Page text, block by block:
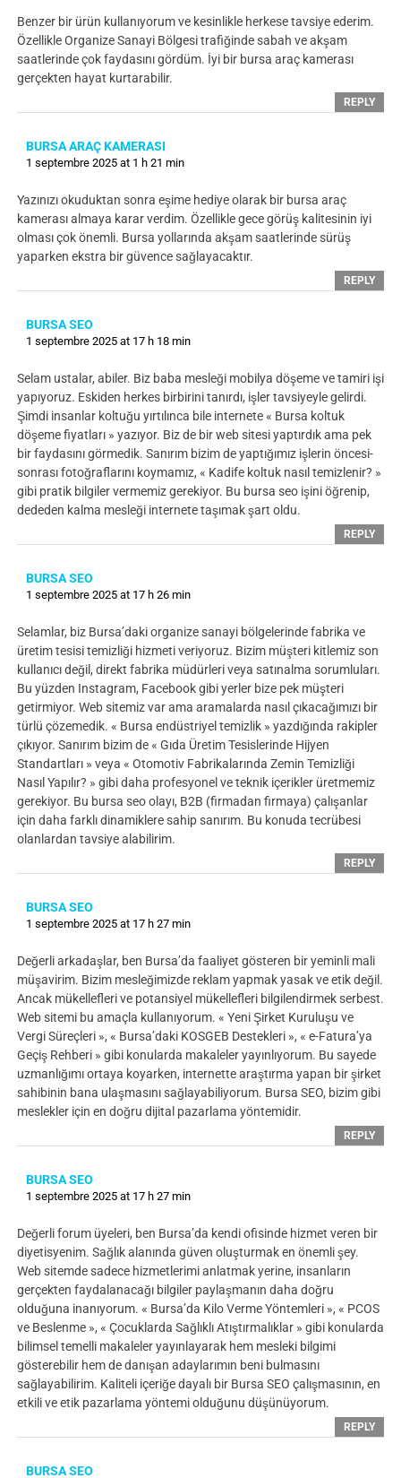
Benzer bir ürün kullanıyorum ve kesinlikle herkese tavsiye ederim.
Özellikle Organize Sanayi Bölgesi trafiğinde sabah ve akşam
saatlerinde çok faydasını gördüm. İyi bir bursa araç kamerası
gerçekten hayat kurtarabilir.
REPLY
BURSA ARAÇ KAMERASI
1 septembre 2025 at 1 h 21 min
Yazınızı okuduktan sonra eşime hediye olarak bir bursa araç
kamerası almaya karar verdim. Özellikle gece görüş kalitesinin iyi
olması çok önemli. Bursa yollarında akşam saatlerinde sürüş
yaparken ekstra bir güvence sağlayacaktır.
REPLY
BURSA SEO
1 septembre 2025 at 17 h 18 min
Selam ustalar, abiler. Biz baba mesleği mobilya döşeme ve tamiri işi
yapıyoruz. Eskiden herkes birbirini tanırdı, işler tavsiyeyle gelirdi.
Şimdi insanlar koltuğu yırtılınca bile internete « Bursa koltuk
döşeme fiyatları » yazıyor. Biz de bir web sitesi yaptırdık ama pek
bir faydasını görmedik. Sanırım bizim de yaptığımız işlerin öncesi-
sonrası fotoğraflarını koymamız, « Kadife koltuk nasıl temizlenir? »
gibi pratik bilgiler vermemiz gerekiyor. Bu bursa seo işini öğrenip,
dededen kalma mesleği internete taşımak şart oldu.
REPLY
BURSA SEO
1 septembre 2025 at 17 h 26 min
Selamlar, biz Bursa’daki organize sanayi bölgelerinde fabrika ve
üretim tesisi temizliği hizmeti veriyoruz. Bizim müşteri kitlemiz son
kullanıcı değil, direkt fabrika müdürleri veya satınalma sorumluları.
Bu yüzden Instagram, Facebook gibi yerler bize pek müşteri
getirmiyor. Web sitemiz var ama aramalarda nasıl çıkacağımızı bir
türlü çözemedik. « Bursa endüstriyel temizlik » yazdığında rakipler
çıkıyor. Sanırım bizim de « Gıda Üretim Tesislerinde Hijyen
Standartları » veya « Otomotiv Fabrikalarında Zemin Temizliği
Nasıl Yapılır? » gibi daha profesyonel ve teknik içerikler üretmemiz
gerekiyor. Bu bursa seo olayı, B2B (firmadan firmaya) çalışanlar
için daha farklı dinamiklere sahip sanırım. Bu konuda tecrübesi
olanlardan tavsiye alabilirim.
REPLY
BURSA SEO
1 septembre 2025 at 17 h 27 min
Değerli arkadaşlar, ben Bursa’da faaliyet gösteren bir yeminli mali
müşavirim. Bizim mesleğimizde reklam yapmak yasak ve etik değil.
Ancak mükellefleri ve potansiyel mükellefleri bilgilendirmek serbest.
Web sitemi bu amaçla kullanıyorum. « Yeni Şirket Kuruluşu ve
Vergi Süreçleri », « Bursa’daki KOSGEB Destekleri », « e-Fatura’ya
Geçiş Rehberi » gibi konularda makaleler yayınlıyorum. Bu sayede
uzmanlığımı ortaya koyarken, internette araştırma yapan bir şirket
sahibinin bana ulaşmasını sağlayabiliyorum. Bursa SEO, bizim gibi
meslekler için en doğru dijital pazarlama yöntemidir.
REPLY
BURSA SEO
1 septembre 2025 at 17 h 27 min
Değerli forum üyeleri, ben Bursa’da kendi ofisinde hizmet veren bir
diyetisyenim. Sağlık alanında güven oluşturmak en önemli şey.
Web sitemde sadece hizmetlerimi anlatmak yerine, insanların
gerçekten faydalanacağı bilgiler paylaşmanın daha doğru
olduğuna inanıyorum. « Bursa’da Kilo Verme Yöntemleri », « PCOS
ve Beslenme », « Çocuklarda Sağlıklı Atıştırmalıklar » gibi konularda
bilimsel temelli makaleler yayınlayarak hem mesleki bilgimi
gösterebilir hem de danışan adaylarımın beni bulmasını
sağlayabilirim. Kaliteli içeriğe dayalı bir Bursa SEO çalışmasının, en
etkili ve etik pazarlama yöntemi olduğunu düşünüyorum.
REPLY
BURSA SEO